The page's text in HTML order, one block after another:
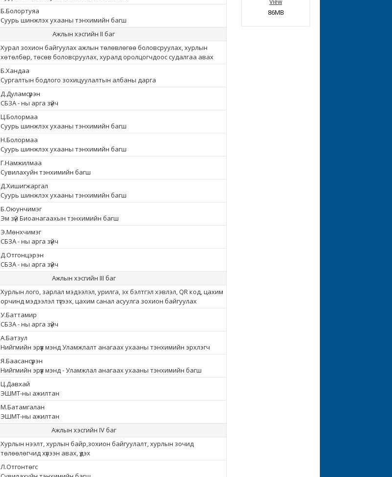
Б.Болортуяа
Суурь шинжлэх ухааны тэнхимийн багш
Ажлын хэсгийн II баг
Хурал зохион байгуулах ажлын төлөвлөгөө боловсруулах, хурлын
хөтөлбөр, төсөв боловсруулах, хуралд оролцогчдоос судалгаа авах
Б.Хандаа
Сургалтын бодлого зохицуулалтын албаны дарга
Д.Дуламсүрэн
СБЗА - ны арга зүйч
Ц.Болормаа
Суурь шинжлэх ухааны тэнхимийн багш
Н.Болормаа
Суурь шинжлэх ухааны тэнхимийн багш
Г.Намжилмаа
Сувилахуйн тэнхимийн багш
Д.Хишигжаргал
Суурь шинжлэх ухааны тэнхимийн багш
Б.Оюунчимэг
Эм зүй Биоанагаахын тэнхимийн багш
Э.Мөнхчимэг
СБЗА - ны арга зүйч
Д.Отгонцэрэн
СБЗА - ны арга зүйч
Ажлын хэсгийн III баг
Хурлын лого, зарлал мэдээлэл, урилга, эх бэлтгэл хэвлэл, QR код, цахим
орчинд мэдээлэл түгээх, цахим санал асуулга зохион байгуулах
У.Баттамир
СБЗА - ны арга зүйч
А.Батзул
Нийгмийн эрүүл мэнд Уламжлалт анагаах ухааны тэнхимийн эрхлэгч
Я.Баасансүрэн
Нийгмийн эрүүл мэнд - Уламжлал анагаах ухааны тэнхимийн багш
Ц.Давхай
ЭШМТ-ны ажилтан
М.Батамгалан
ЭШМТ-ны ажилтан
Ажлын хэсгийн IV баг
Хурлын нээлт, хурлын байр,зохион байгуулалт, хурлын зочид
төлөөлөгчид хүлээн авах, үдэх
Л.Отгонтөгс
View
86MB